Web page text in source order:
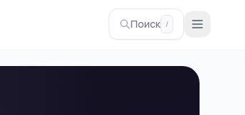
Поиск /